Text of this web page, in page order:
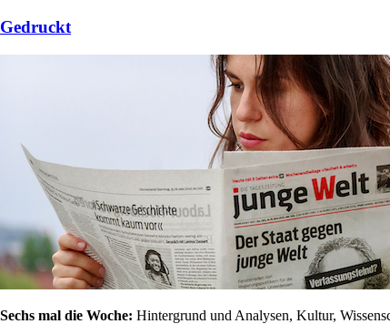
Gedruckt
Sechs mal die Woche: Hintergrund und Analysen, Kultur,